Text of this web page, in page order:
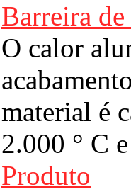
Barreira
O calor
material é
2.000 ° C
Produto